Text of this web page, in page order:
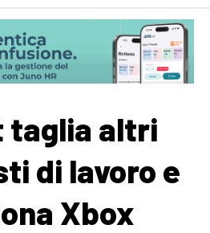
taglia altri
di lavoro e
Xbox